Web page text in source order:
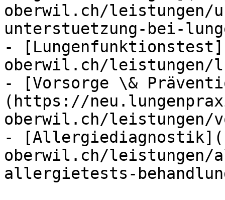
oberwil.ch/leistungen/
unterstuetzung-bei-
-
oberwil.ch/leistungen/
- [Vorsorge \&
(https://
oberwil.ch/leistungen/
-
oberwil.ch/
allergietests-